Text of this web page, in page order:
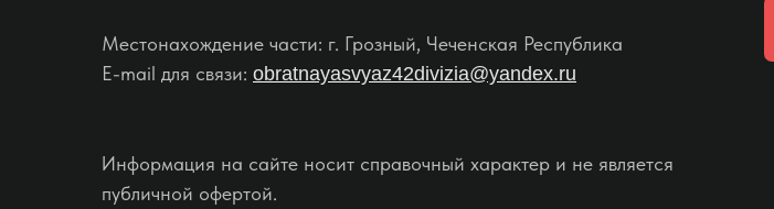
Местонахождение части: г. Грозный, Чеченская Республика
E-mail для связи: obratnayasvyaz42divizia@yandex.ru
Информация на сайте носит справочный характер и не является
публичной офертой.